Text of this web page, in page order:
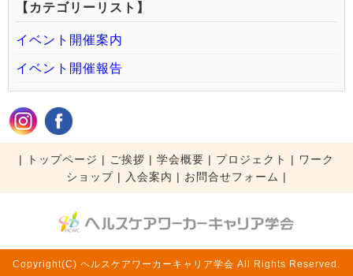
【カテゴリーリスト】
イベント開催案内
イベント開催報告
| トップページ | ご挨拶 | 学会概要 | プロジェクト | ワーク
ショップ| 入会案内 | お問合せフォーム |
Copyright(C) ヘルスケアワーカーキャリア学会 All Rights Reserved.